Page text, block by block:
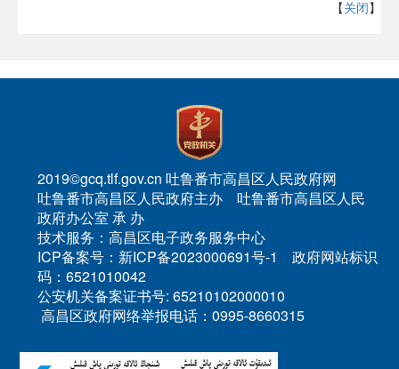
【关闭】
2019©gcq.tlf.gov.cn 吐鲁番市高昌区人民政府网
吐鲁番市高昌区人民政府主办 吐鲁番市高昌区人民
政府办公室 承 办
技术服务：高昌区电子政务服务中心
ICP备案号：新ICP备2023000691号-1 政府网站标识
码：6521010042
公安机关备案证书号: 65210102000010
高昌区政府网络举报电话：0995-8660315